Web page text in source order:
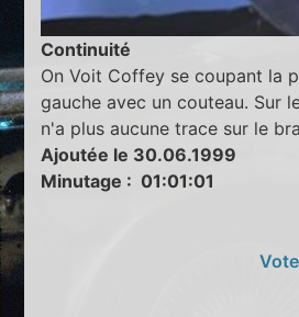
Continuité
On Voit Coffey se coupant la
gauche avec un couteau. Sur
n'a plus aucune trace sur le
Ajoutée le 30.06.1999
Minutage : 01:01:01